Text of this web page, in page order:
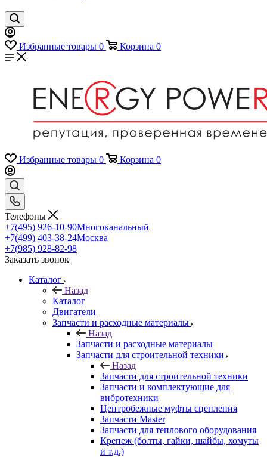
Избранные товары 0 Корзина 0
Избранные товары 0 Корзина 0
Телефоны
+7(495) 926-10-90Многоканальный
+7(499) 403-38-24Москва
+7(985) 928-82-98
Заказать звонок
Каталог
Назад
Каталог
Двигатели
Запчасти и расходные материалы
Назад
Запчасти и расходные материалы
Запчасти для строительной техники
Назад
Запчасти для строительной техники
Запчасти и комплектующие для
вибротехники
Центробежные муфты сцепления
Запчасти Master
Запчасти для теплового оборудования
Крепеж (болты, гайки, шайбы, хомуты
и т.д.)